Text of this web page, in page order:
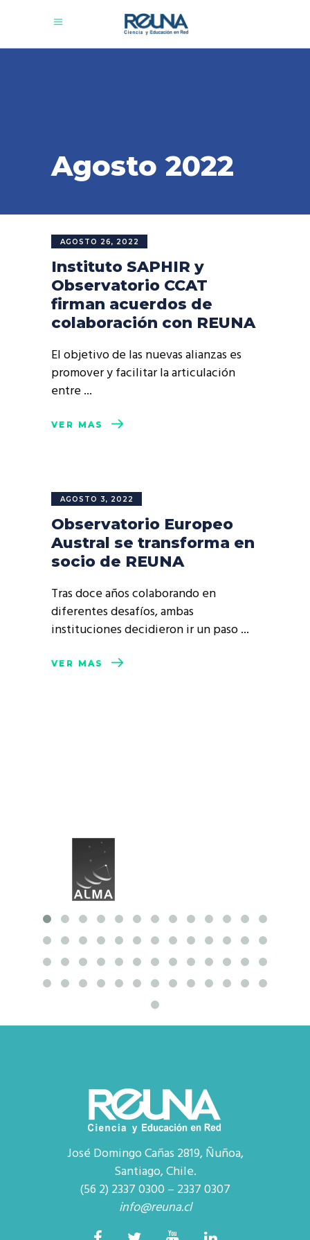
Agosto 2022
AGOSTO 26, 2022
Instituto SAPHIR y
Observatorio CCAT
firman acuerdos de
colaboración con REUNA
El objetivo de las nuevas alianzas es
promover y facilitar la articulación
entre
VER MÁS
AGOSTO 3, 2022
Observatorio Europeo
Austral se transforma en
socio de REUNA
Tras doce años colaborando en
diferentes desafíos, ambas
instituciones decidieron ir un paso
VER MÁS
José Domingo Cañas 2819, Ñuñoa,
Santiago, Chile.
(56 2) 2337 0300 – 2337 0307
info@reuna.cl